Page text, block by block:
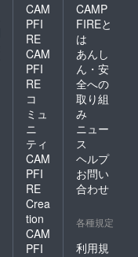
CAM
PFI
RE
CAM
PFI
RE
コ
ミュ
ニ
ティ
CAM
PFI
RE
Crea
tion
CAM
PFI
CAMP
FIREと
は
あんし
ん・安
全への
取り組
み
ニュー
ス
ヘルプ
お問い
合わせ
各種規定
利用規